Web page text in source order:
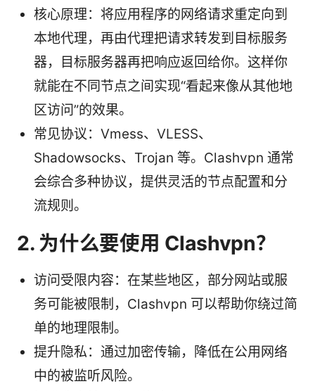
核心原理：将应用程序的网络请求重定向到
本地代理，再由代理把请求转发到目标服务
器，目标服务器再把响应返回给你。这样你
就能在不同节点之间实现“看起来像从其他地
区访问”的效果。
常见协议：Vmess、VLESS、
Shadowsocks、Trojan 等。Clashvpn 通常
会综合多种协议，提供灵活的节点配置和分
流规则。
2. 为什么要使用 Clashvpn？
访问受限内容：在某些地区，部分网站或服
务可能被限制，Clashvpn 可以帮助你绕过简
单的地理限制。
提升隐私：通过加密传输，降低在公用网络
中的被监听风险。